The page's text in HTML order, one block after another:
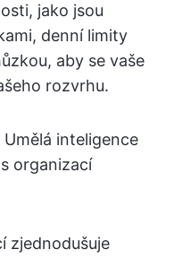
jako jsou
denní limity
aby se vaše
rozvrhu.
inteligence
organizací
zjednodušuje